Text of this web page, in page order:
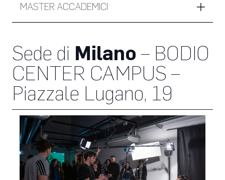
MASTER ACCADEMICI
Sede di Milano – BODIO
CENTER CAMPUS –
Piazzale Lugano, 19